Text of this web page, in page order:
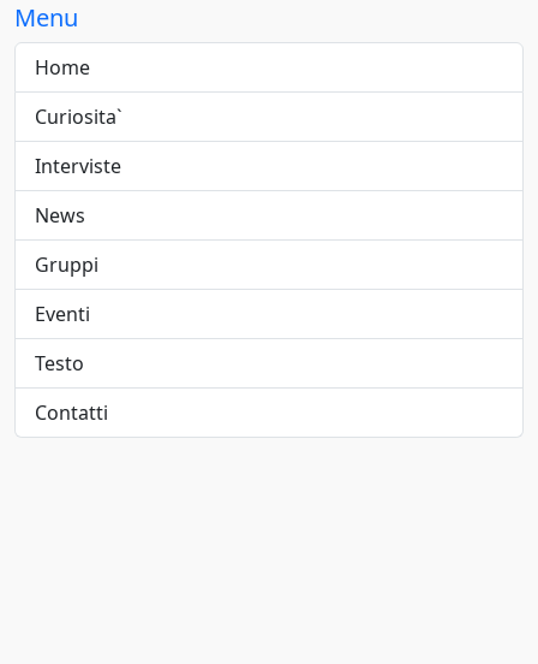
Downtempo
Electric blues
Elettropop
Folk
Folk pop
Folk rock
Funk
Funk metal
Hard rock
1945
1946
1947
1948
1949
1950
1951
1952
1953
Menu
Home
Curiosita`
Interviste
News
Gruppi
Eventi
Testo
Contatti